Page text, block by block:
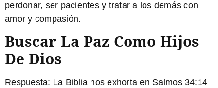
perdonar, ser pacientes y tratar a los demás con
amor y compasión.
Buscar La Paz Como Hijos
De Dios
Respuesta: La Biblia nos exhorta en Salmos 34:14